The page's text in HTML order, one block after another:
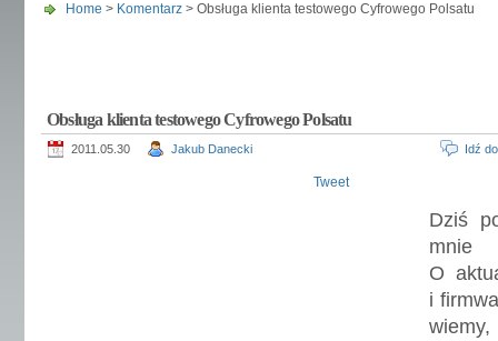
Home > Komentarz > Obsługa klienta testowego Cyfrowego Polsatu
Obsługa klienta testowego Cyfrowego Polsatu
2011.05.30 Jakub Danecki Idź
Tweet
Dziś
O
i